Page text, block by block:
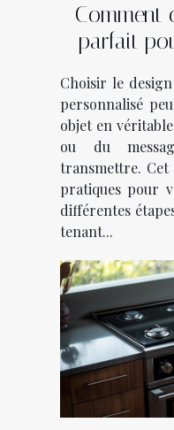
Comment
parfait
Choisir le
personnalisé
objet en
ou du
transmettre.
pratiques pour
différentes
tenant...